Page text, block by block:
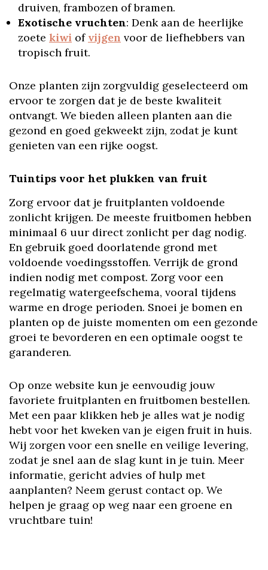
druiven, frambozen of bramen.
Exotische vruchten: Denk aan de heerlijke
zoete kiwi of vijgen voor de liefhebbers van
tropisch fruit.
Onze planten zijn zorgvuldig geselecteerd om
ervoor te zorgen dat je de beste kwaliteit
ontvangt. We bieden alleen planten aan die
gezond en goed gekweekt zijn, zodat je kunt
genieten van een rijke oogst.
Tuintips voor het plukken van fruit
Zorg ervoor dat je fruitplanten voldoende
zonlicht krijgen. De meeste fruitbomen hebben
minimaal 6 uur direct zonlicht per dag nodig.
En gebruik goed doorlatende grond met
voldoende voedingsstoffen. Verrijk de grond
indien nodig met compost. Zorg voor een
regelmatig watergeefschema, vooral tijdens
warme en droge perioden. Snoei je bomen en
planten op de juiste momenten om een gezonde
groei te bevorderen en een optimale oogst te
garanderen.
Op onze website kun je eenvoudig jouw
favoriete fruitplanten en fruitbomen bestellen.
Met een paar klikken heb je alles wat je nodig
hebt voor het kweken van je eigen fruit in huis.
Wij zorgen voor een snelle en veilige levering,
zodat je snel aan de slag kunt in je tuin. Meer
informatie, gericht advies of hulp met
aanplanten? Neem gerust contact op. We
helpen je graag op weg naar een groene en
vruchtbare tuin!